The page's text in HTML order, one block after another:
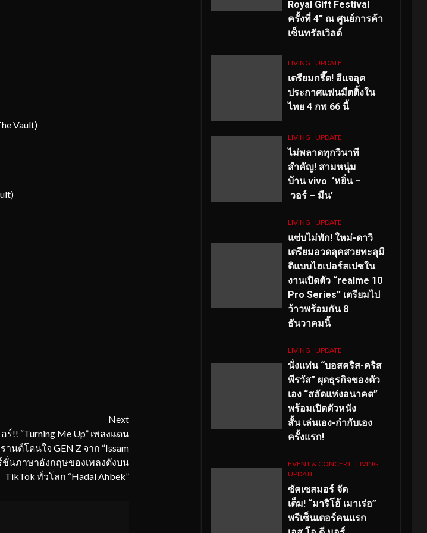
Vault)
Next
!! “Turning Me Up” เพลงแดน
านต์โดนใจ GEN Z จาก “Issam
ชั่นภาษาอังกฤษของเพลงดังบน
TikTok ทั่วโลก “Hadal Ahbek”
Royal Gift Festival
ครั้งที่ 4” ณ ศูนย์การค้า
เซ็นทรัลเวิลด์
LIVING UPDATE
เตรียมกรี๊ด! อีแจอุค
ประกาศแฟนมีตติ้งใน
ไทย 4 กพ 66 นี้
LIVING UPDATE
ไม่พลาดทุกวินาที
สำคัญ! สามหนุ่ม
บ้าน vivo ‘หยิ่น –
วอร์ – มีน’
LIVING UPDATE
แซ่บไม่พัก! ใหม่-ดาวิ
เตรียมอวดลุคสวยทะลุมิ
ติแบบไฮเปอร์สเปซใน
งานเปิดตัว “realme 10
Pro Series” เตรียมไป
ว้าวพร้อมกัน 8
ธันวาคมนี้
LIVING UPDATE
นั่งแท่น “บอสคริส-คริส
พีรวัส” ผุดธุรกิจของตัว
เอง “สลัดแห่งอนาคต”
พร้อมเปิดตัวหนัง
สั้น เล่นเอง-กำกับเอง
ครั้งแรก!
EVENT & CONCERT LIVING
UPDATE
ซัคเซสมอร์ จัด
เต็ม! “มาริโอ้ เมาเร่อ”
พรีเซ็นเตอร์คนแรก